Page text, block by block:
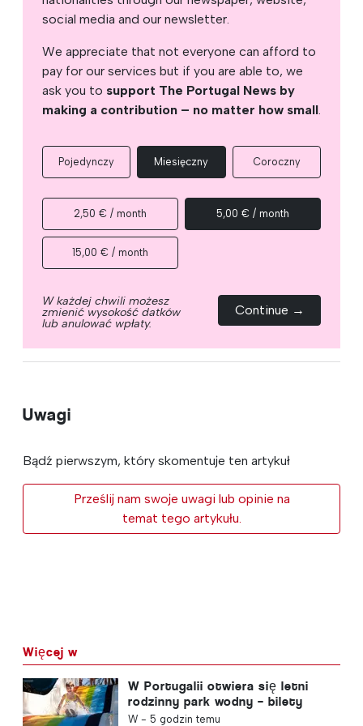
social media and our newsletter.
We appreciate that not everyone can afford to
pay for our services but if you are able to, we
ask you to support The Portugal News by
making a contribution – no matter how small.
Pojedynczy Miesięczny Coroczny
2,50 € / month 5,00 € / month
15,00 € / month
W każdej chwili możesz
zmienić wysokość datków
lub anulować wpłaty.
Continue →
Uwagi
Bądź pierwszym, który skomentuje ten artykuł
Prześlij nam swoje uwagi lub opinie na
temat tego artykułu.
Więcej w
W Portugalii otwiera się letni
rodzinny park wodny – bilety
kosztują 2 euro
W - 5 godzin temu